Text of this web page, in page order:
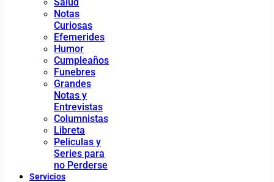
Notas
Curiosas
Efemerides
Humor
Cumpleaños
Funebres
Grandes
Notas y
Entrevistas
Columnistas
Libreta
Peliculas y
Series para
no Perderse
Servicios